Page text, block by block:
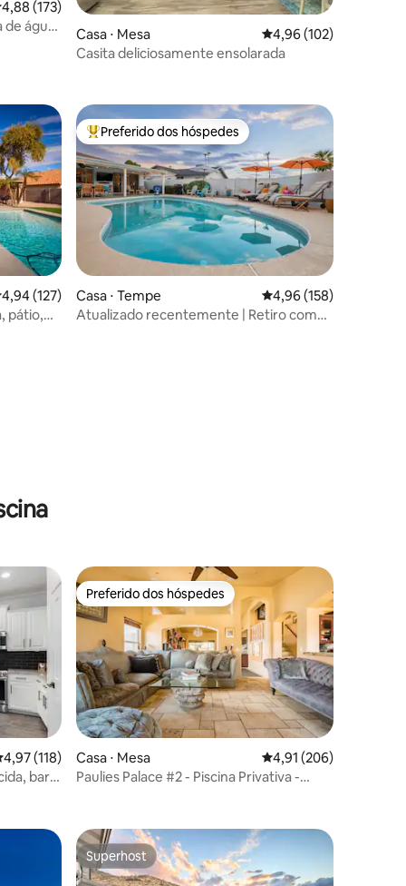
de uma avaliação média de 5, 173 avaliações
4,88 (173)
água
Casa ⋅ Mesa 4,96 de uma avaliação
4,96 (102)
Casita deliciosamente ensolarada
de uma avaliação média de 5, 127 avaliações
4,94 (127)
pátio,
Entre os melhores preferidos dos hóspedes
Preferido dos hóspedes
Casa ⋅ Tempe 4,96 de uma avaliação
4,96 (158)
Atualizado recentemente | Retiro com
de uma avaliação média de 5, 118 avaliações
4,97 (118)
bar e
Preferido dos hóspedes
Preferido dos hóspedes
Casa ⋅ Mesa 4,91 de uma avaliação
4,91 (206)
Paulies Palace #2 - Piscina Privativa -
Superhost
Superhost